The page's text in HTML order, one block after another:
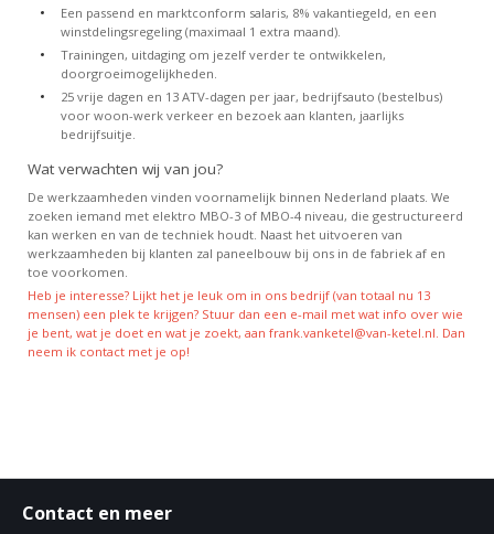
Een passend en marktconform salaris, 8% vakantiegeld, en een
winstdelingsregeling (maximaal 1 extra maand).
Trainingen, uitdaging om jezelf verder te ontwikkelen,
doorgroeimogelijkheden.
25 vrije dagen en 13 ATV-dagen per jaar, bedrijfsauto (bestelbus)
voor woon-werk verkeer en bezoek aan klanten, jaarlijks
bedrijfsuitje.
Wat verwachten wij van jou?
De werkzaamheden vinden voornamelijk binnen Nederland plaats. We
zoeken iemand met elektro MBO-3 of MBO-4 niveau, die gestructureerd
kan werken en van de techniek houdt. Naast het uitvoeren van
werkzaamheden bij klanten zal paneelbouw bij ons in de fabriek af en
toe voorkomen.
Heb je interesse? Lijkt het je leuk om in ons bedrijf (van totaal nu 13
mensen) een plek te krijgen? Stuur dan een e-mail met wat info over wie
je bent, wat je doet en wat je zoekt, aan frank.vanketel@van-ketel.nl. Dan
neem ik contact met je op!
Contact en meer